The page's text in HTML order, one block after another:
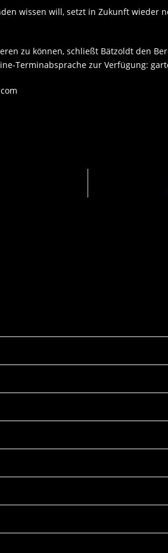
wissen will, setzt in Zukunft wieder
zu können, schließt Bätzoldt den
Terminabsprache zur Verfügung: